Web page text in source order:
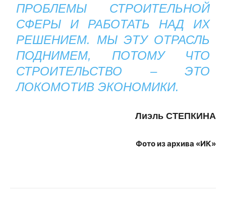
ПРОБЛЕМЫ СТРОИТЕЛЬНОЙ
СФЕРЫ И РАБОТАТЬ НАД ИХ
РЕШЕНИЕМ. МЫ ЭТУ ОТРАСЛЬ
ПОДНИМЕМ, ПОТОМУ ЧТО
СТРОИТЕЛЬСТВО – ЭТО
ЛОКОМОТИВ ЭКОНОМИКИ.
Лиэль СТЕПКИНА
Фото из архива «ИК»